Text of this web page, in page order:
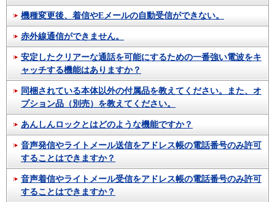
機種変更後、着信やEメールの自動受信ができない。
赤外線通信ができません。
安定したクリアーな通話を可能にするための一番強い電波をキ
ャッチする機能はありますか？
同梱されている本体以外の付属品を教えてください。また、オ
プション品（別売）を教えてください。
あんしんロックとはどのような機能ですか？
音声発信やライトメール送信をアドレス帳の電話番号のみ許可
することはできますか？
音声着信やライトメール受信をアドレス帳の電話番号のみ許可
することはできますか？